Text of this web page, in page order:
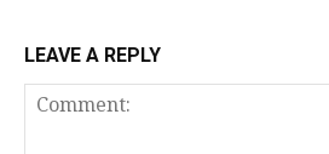
LEAVE A REPLY